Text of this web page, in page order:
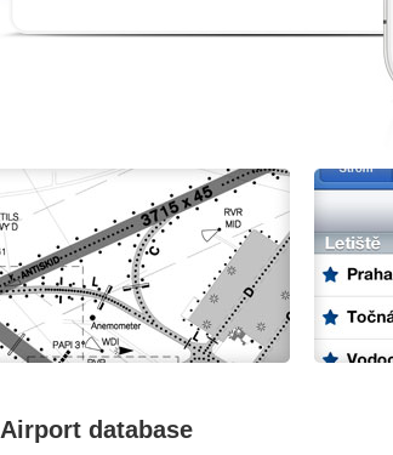
Airport database